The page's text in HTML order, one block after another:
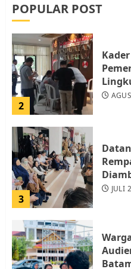
POPULAR POST
1
2
3
JULI